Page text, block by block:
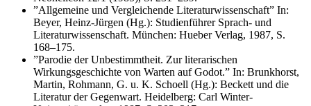
”Allgemeine und Vergleichende Literaturwissenschaft” In:
Beyer, Heinz-Jürgen (Hg.): Studienführer Sprach- und
Literaturwissenschaft. München: Hueber Verlag, 1987, S.
168–175.
”Parodie der Unbestimmtheit. Zur literarischen
Wirkungsgeschichte von Warten auf Godot.” In: Brunkhorst,
Martin, Rohmann, G. u. K. Schoell (Hg.): Beckett und die
Literatur der Gegenwart. Heidelberg: Carl Winter-